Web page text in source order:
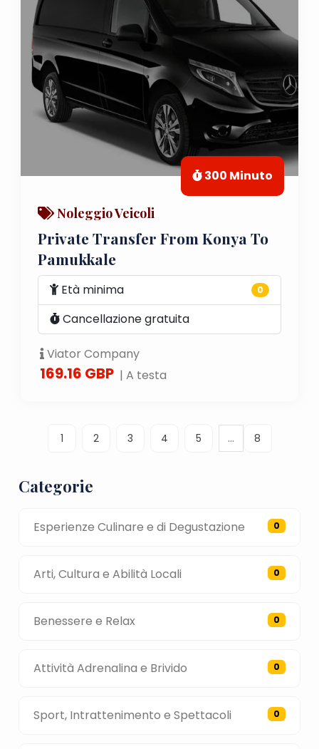
300 Minuto
Noleggio Veicoli
Private Transfer From Konya To
Pamukkale
Età minima 0
Cancellazione gratuita
Viator Company
169.16 GBP | A testa
1 2 3 4 5 ... 8
Categorie
Esperienze Culinare e di Degustazione 0
Arti, Cultura e Abilità Locali 0
Benessere e Relax 0
Attività Adrenalina e Brivido 0
Sport, Intrattenimento e Spettacoli 0